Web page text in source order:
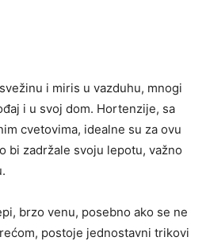
i miris u vazduhu, mnogi
i u svoj dom. Hortenzije, sa
cvetovima, idealne su za ovu
bi zadržale svoju lepotu, važno
brzo venu, posebno ako se ne
postoje jednostavni trikovi